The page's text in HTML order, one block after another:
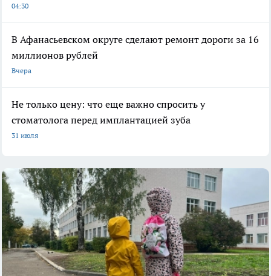
04:30
В Афанасьевском округе сделают ремонт дороги за 16
миллионов рублей
Вчера
Не только цену: что еще важно спросить у
стоматолога перед имплантацией зуба
31 июля